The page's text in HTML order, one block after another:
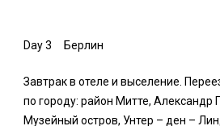
Day 3 Берлин
Завтрак в отеле и выселение.
по городу: район Митте, Александр
Музейный остров, Унтер – ден –